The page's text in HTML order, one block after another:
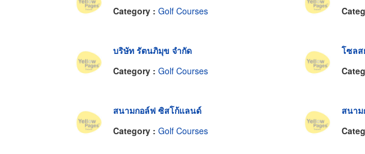
Category : Golf Courses
บริษัท รัตนภิมุข จำกัด
Category : Golf Courses
โซลส
สนามกอล์ฟ ซิสโก้แลนด์
Category : Golf Courses
สนาม